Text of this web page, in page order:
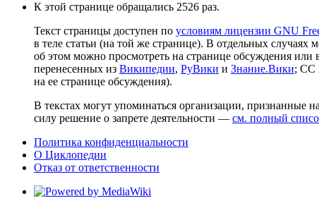
К этой странице обращались 2526 раз.
Текст страницы доступен по условиям лицензии GNU
в теле статьи (на той же странице). В отдельных случаях
об этом можно просмотреть на странице обсуждения
перенесенных из Википедии, РуВики и Знание.Вики; CC
на ее странице обсуждения).
В текстах могут упоминаться организации, признанные
силу решение о запрете деятельности — см. полный
Политика конфиденциальности
О Циклопедии
Отказ от ответственности